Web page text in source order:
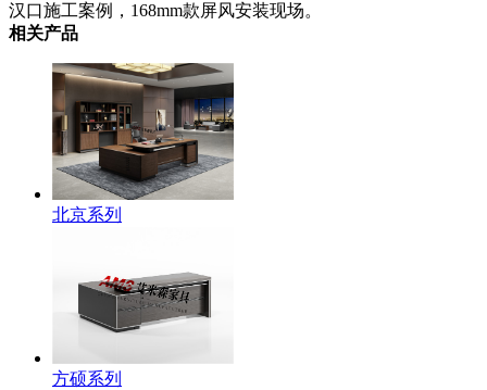
汉口施工案例，168mm款屏风安装现场。
相关产品
北京系列
方硕系列